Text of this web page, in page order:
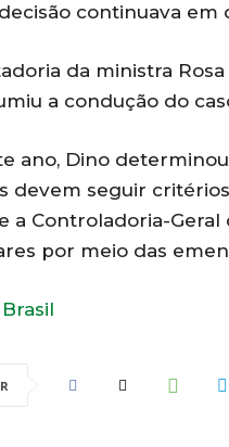
continuava
da ministra
a condução do
ano, Dino
devem seguir
Controladoria-Geral
por meio das